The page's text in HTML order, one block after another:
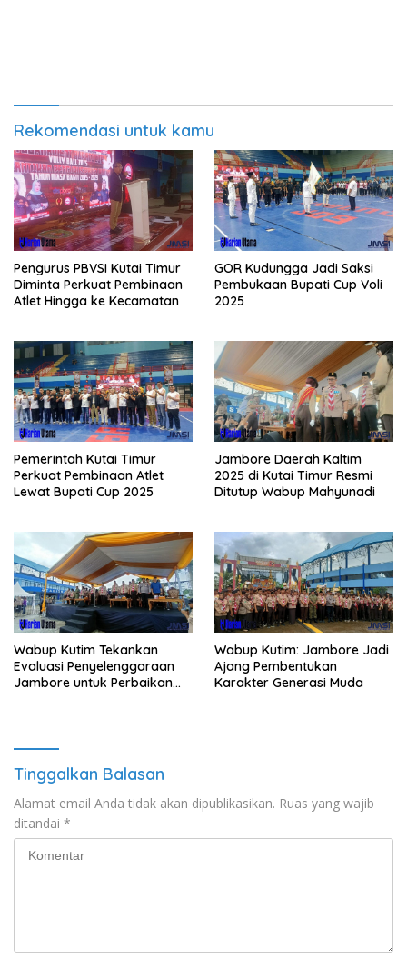
Rekomendasi untuk kamu
Pengurus PBVSI Kutai Timur
Diminta Perkuat Pembinaan
Atlet Hingga ke Kecamatan
GOR Kudungga Jadi Saksi
Pembukaan Bupati Cup Voli
2025
Pemerintah Kutai Timur
Perkuat Pembinaan Atlet
Lewat Bupati Cup 2025
Jambore Daerah Kaltim
2025 di Kutai Timur Resmi
Ditutup Wabup Mahyunadi
Wabup Kutim Tekankan
Evaluasi Penyelenggaraan
Jambore untuk Perbaikan
Wabup Kutim: Jambore Jadi
Ajang Pembentukan
Karakter Generasi Muda
Tinggalkan Balasan
Alamat email Anda tidak akan dipublikasikan. Ruas yang wajib
ditandai *